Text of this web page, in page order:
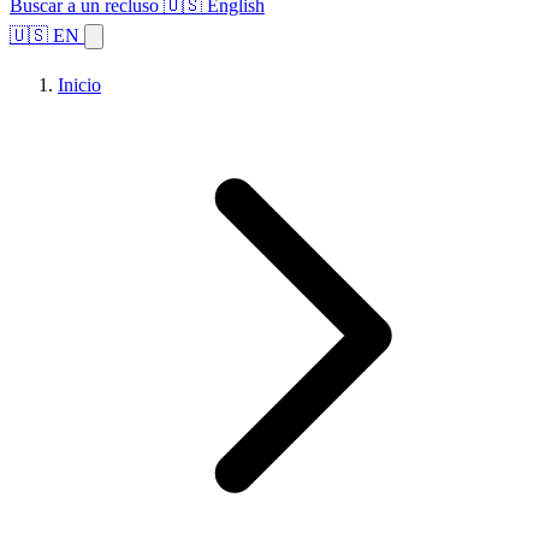
Buscar a un recluso 🇺🇸 English
🇺🇸 EN
Inicio